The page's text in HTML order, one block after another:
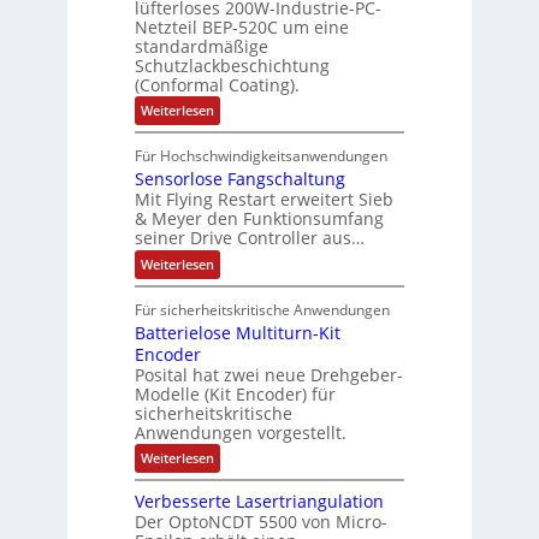
g
e
s
c
h
ä
f
t
r
i
s
c
h
e
t
o
m
a
t
i
o
g
e
w
ä
h
t
e
l
e
o
n
e
n
A
r
b
e
i
t
s
k
ä
f
t
e
i
o
n
e
x
p
a
n
d
i
e
r
d
u
l
e
m
i
t
2
u
n
d
4
0
A
lüfterloses 200W-Industrie-PC-
Netzteil BEP-520C um eine
standardmäßige
Schutzlackbeschichtung
(Conformal Coating).
Weiterlesen:
I
C
-
N
e
t
z
t
e
l
e
r
ä
l
t
S
c
h
u
t
z
l
Für Hochschwindigkeitsanwendungen
Sensorlose Fangschaltung
Mit Flying Restart erweitert Sieb
& Meyer den Funktionsumfang
seiner Drive Controller aus…
Weiterlesen:
S
n
s
l
o
s
e
F
a
n
g
s
c
Für sicherheitskritische Anwendungen
Batterielose Multiturn-Kit
Encoder
Posital hat zwei neue Drehgeber-
Modelle (Kit Encoder) für
sicherheitskritische
Anwendungen vorgestellt.
Weiterlesen:
B
t
t
Verbesserte Lasertriangulation
Der OptoNCDT 5500 von Micro-